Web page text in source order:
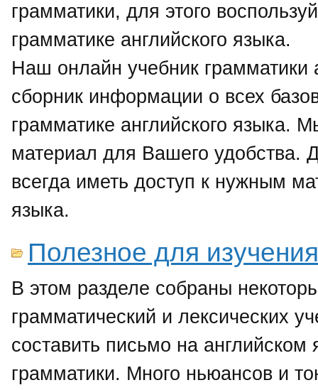
грамматики, для этого
грамматике английского языка.
Наш онлайн учебник грамматики
сборник информации о всех
грамматике английского языка.
материал для Вашего удобства.
всегда иметь доступ к нужным
языка.
Полезное для
В этом разделе собраны
грамматический и лексических
составить письмо на английском
грамматики. Много ньюансов и